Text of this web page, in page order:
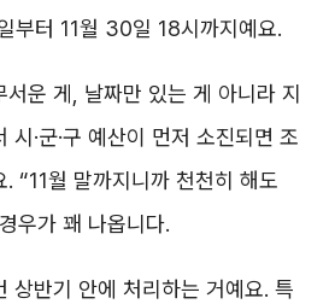
부터 11월 30일 18시까지예요.
운 게, 날짜만 있는 게 아니라 지
시·군·구 예산이 먼저 소진되면 조
“11월 말까지니까 천천히 해도
우가 꽤 나옵니다.
상반기 안에 처리하는 거예요. 특